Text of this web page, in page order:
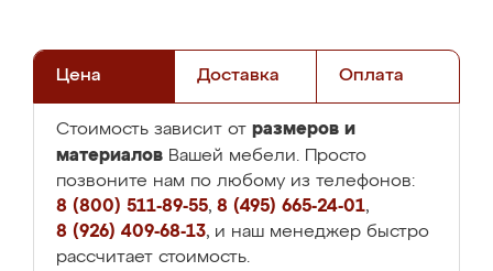
Цена Доставка Оплата
Стоимость зависит от размеров и
материалов Вашей мебели. Просто
позвоните нам по любому из телефонов:
8 (800) 511-89-55, 8 (495) 665-24-01,
8 (926) 409-68-13, и наш менеджер быстро
рассчитает стоимость.